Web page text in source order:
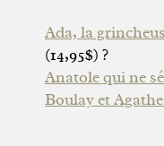
Ada, la
(14,95$) ?
Anatole qui ne
Boulay et